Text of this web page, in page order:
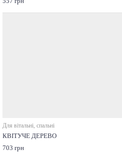
Для вітальні, спальні
КВІТУЧЕ ДЕРЕВО
703 грн